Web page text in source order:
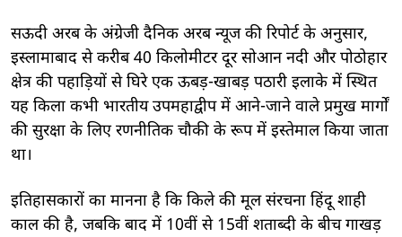
सऊदी अरब के अंग्रेजी दैनिक अरब न्यूज की रिपोर्ट के अनुसार,
इस्लामाबाद से करीब 40 किलोमीटर दूर सोआन नदी और पोठोहार
क्षेत्र की पहाड़ियों से घिरे एक ऊबड़-खाबड़ पठारी इलाके में स्थित
यह किला कभी भारतीय उपमहाद्वीप में आने-जाने वाले प्रमुख मार्गों
की सुरक्षा के लिए रणनीतिक चौकी के रूप में इस्तेमाल किया जाता
था।
इतिहासकारों का मानना है कि किले की मूल संरचना हिंदू शाही
काल की है, जबकि बाद में 10वीं से 15वीं शताब्दी के बीच गाखड़